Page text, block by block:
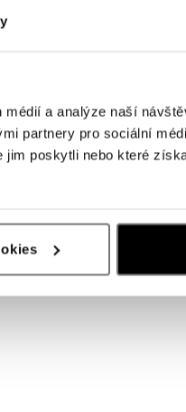
a analýze naší
partnery pro sociální
poskytli nebo které